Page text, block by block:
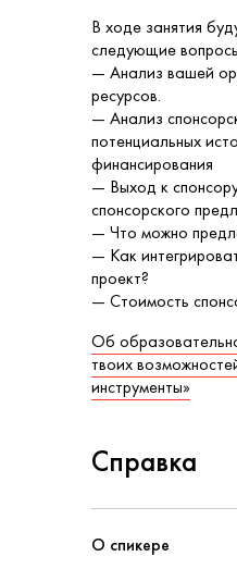
В ходе занятия
следующие
— Анализ вашей
ресурсов.
— Анализ
потенциальных
финансирования
— Выход к
спонсорского
— Что можно
— Как
проект?
— Стоимость
Об
твоих
инструменты»
Справка
О спикере